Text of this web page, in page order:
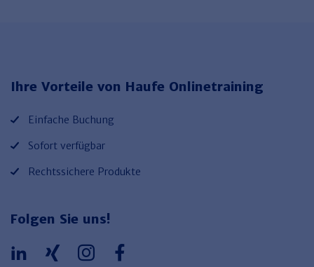
Ihre Vorteile von Haufe Onlinetraining
Einfache Buchung
Sofort verfügbar
Rechtssichere Produkte
Folgen Sie uns!